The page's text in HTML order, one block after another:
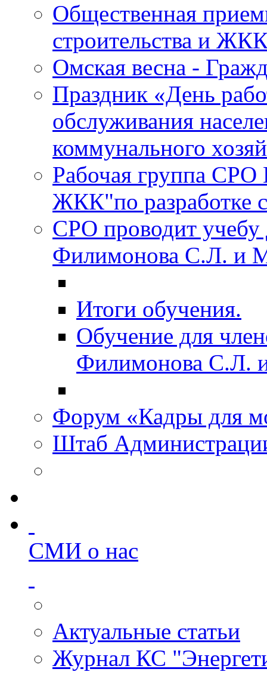
Общественная
строительства и
Омская весна -
Праздник «День
обслуживания
коммунального
Рабочая группа
ЖКК"по разработке
СРО проводит учебу
Филимонова С.Л. и
Итоги обучения.
Обучение для
Филимонова С.Л.
Форум «Кадры для
Штаб
СМИ о нас
Актуальные статьи
Журнал КС